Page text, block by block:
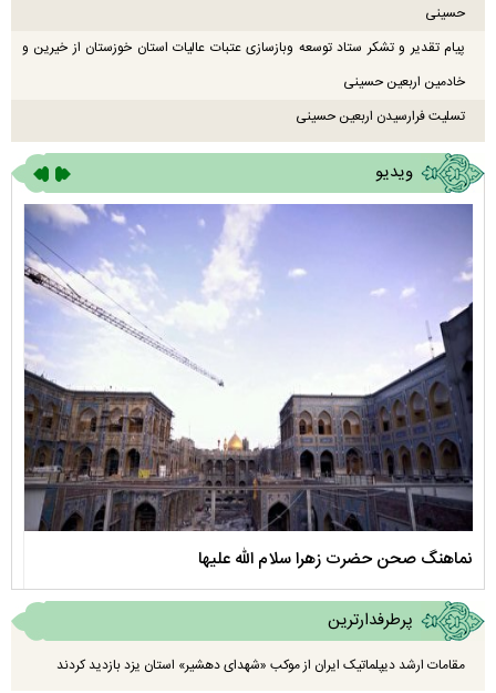
حسینی
پیام تقدیر و تشکر ستاد توسعه وبازسازی عتبات عالیات استان خوزستان از خیرین و
خادمین اربعین حسینی
تسلیت فرارسیدن اربعین حسینی
ویدیو
نماهنگ صحن حضرت زهرا سلام الله علیها
پرطرفدارترین
مقامات ارشد دیپلماتیک ایران از موکب «شهدای دهشیر» استان یزد بازدید کردند